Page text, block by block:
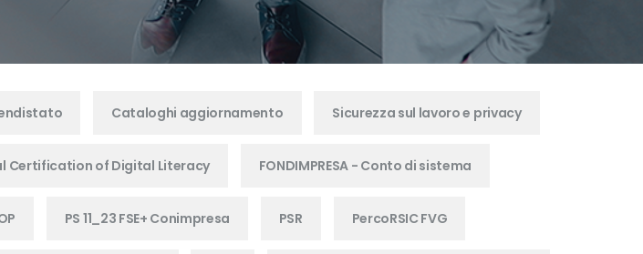
Cataloghi aggiornamento Sicurezza sul lavoro e privacy
Certification of Digital Literacy FONDIMPRESA - Conto di sistema
PS 11_23 FSE+ Conimpresa PSR PercoRSIC FVG